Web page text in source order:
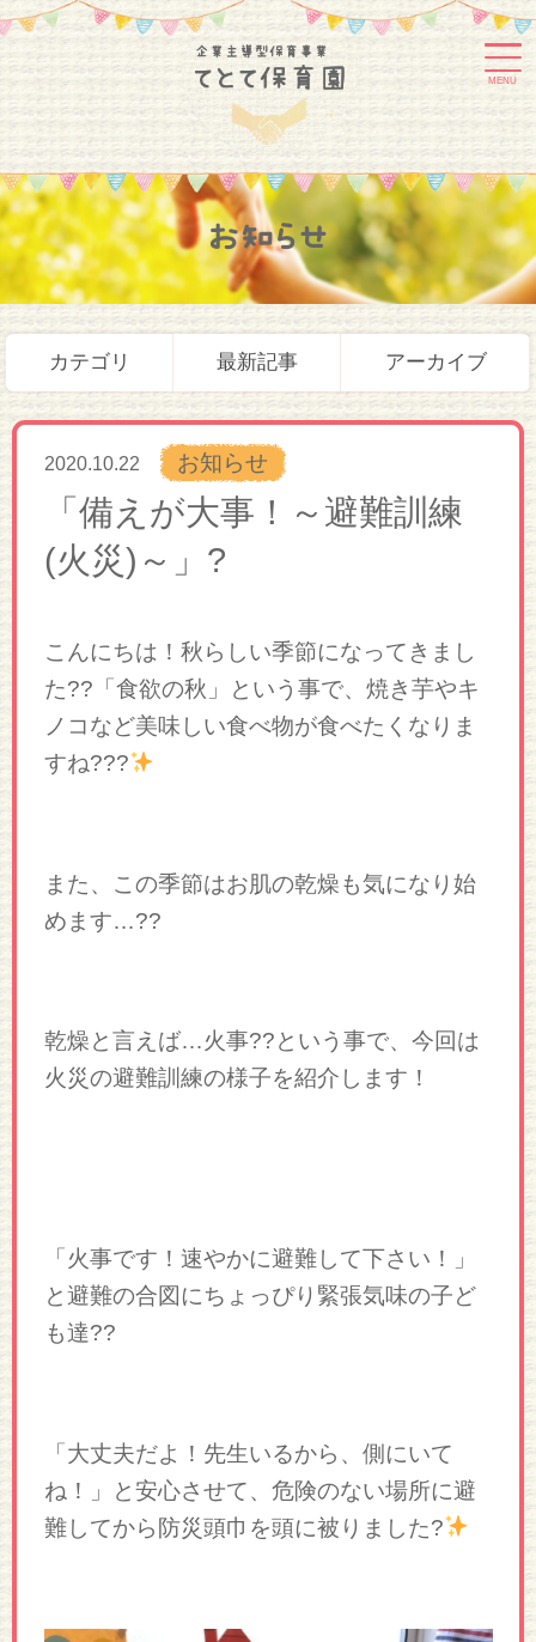
MENU
お知らせ
カテゴリ 最新記事 アーカイブ
2020.10.22 お知らせ
「備えが大事！～避難訓練
(火災)～」?
こんにちは！秋らしい季節になってきまし
た??「食欲の秋」という事で、焼き芋やキ
ノコなど美味しい食べ物が食べたくなりま
すね???
また、この季節はお肌の乾燥も気になり始
めます…??
乾燥と言えば…火事??という事で、今回は
火災の避難訓練の様子を紹介します！
「火事です！速やかに避難して下さい！」
と避難の合図にちょっぴり緊張気味の子ど
も達??
「大丈夫だよ！先生いるから、側にいて
ね！」と安心させて、危険のない場所に避
難してから防災頭巾を頭に被りました?